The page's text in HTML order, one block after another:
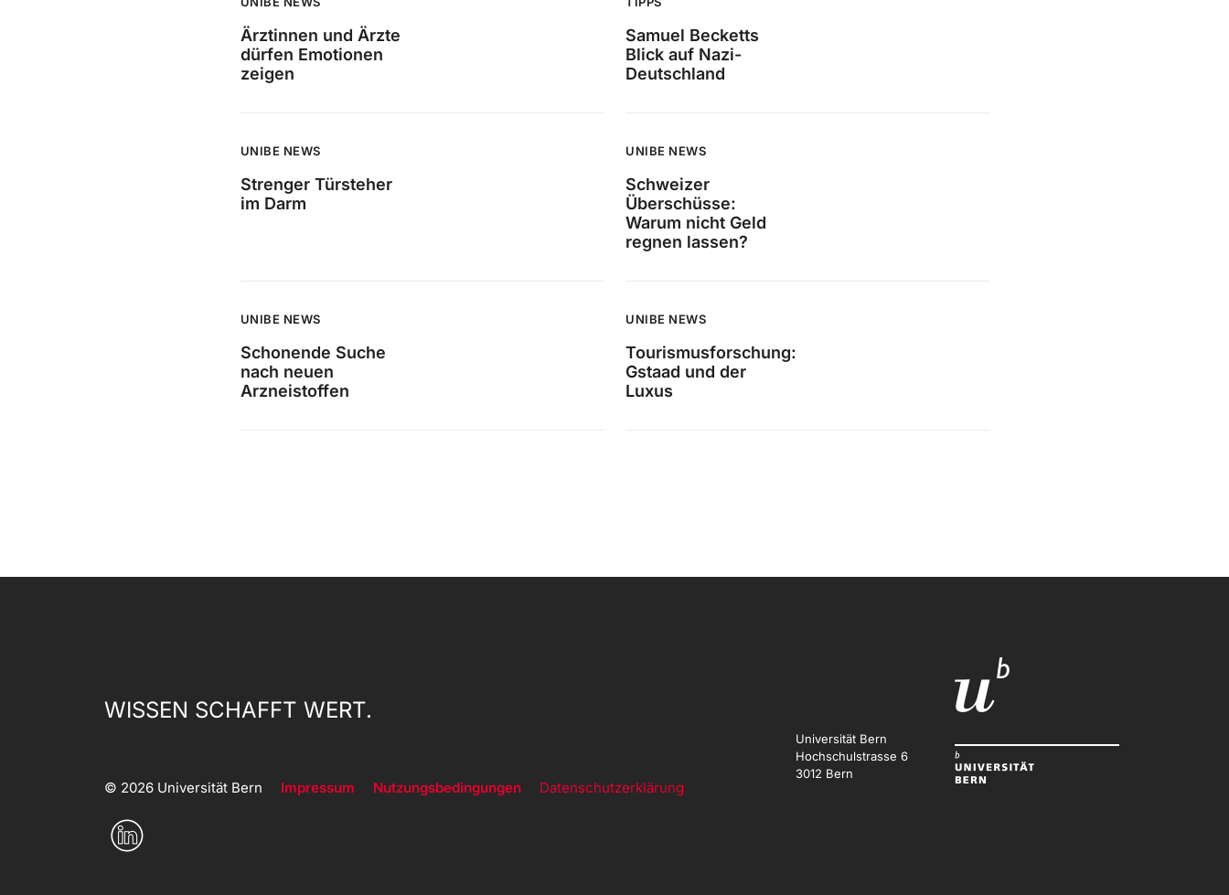
Ärztinnen und Ärzte
dürfen Emotionen
zeigen
Samuel Becketts
Blick auf Nazi-
Deutschland
UNIBE NEWS
Strenger Türsteher
im Darm
UNIBE NEWS
Schweizer
Überschüsse:
Warum nicht Geld
regnen lassen?
UNIBE NEWS
Schonende Suche
nach neuen
Arzneistoffen
UNIBE NEWS
Tourismusforschung:
Gstaad und der
Luxus
WISSEN SCHAFFT WERT.
© 2026 Universität Bern Impressum Nutzungsbedingungen Datenschutzerklärung
Universität Bern
Hochschulstrasse 6
3012 Bern